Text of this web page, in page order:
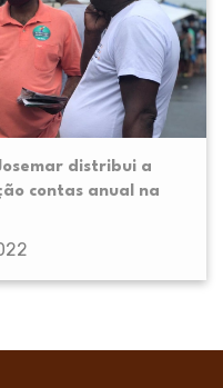
distribui a
contas anual na